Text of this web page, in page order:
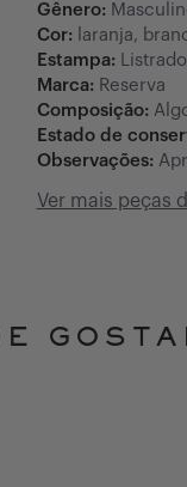
Gênero:
Cor: laranja,
Estampa: Listrado
Marca: Reserva
Composição:
Estado de
Observações:
Ver mais peças